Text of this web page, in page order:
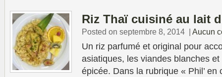
Riz Thaï cuisiné au lait
Posted on septembre 8, 2014 | Aucun
Un riz parfumé et original pour
asiatiques, les viandes blanches
épicée. Dans la rubrique « Phil’